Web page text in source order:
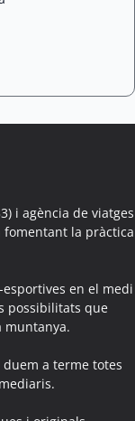
de Segarra
i agència de viatges
fomentant la pràctica
en el medi
possibilitats que
muntanya.
a terme totes